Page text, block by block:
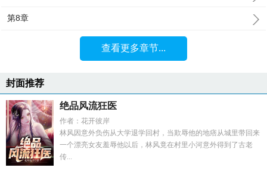
第8章
查看更多章节...
封面推荐
绝品风流狂医
作者：花开彼岸
林风因意外负伤从大学退学回村，当欺辱他的地痞从城里带回来
一个漂亮女友羞辱他以后，林风竟在村里小河意外得到了古老
传...